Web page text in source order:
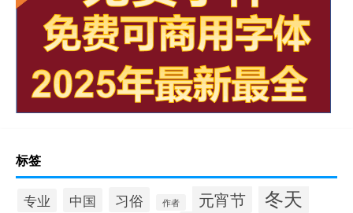
标签
专业 中国 习俗 作者 元宵节 冬天